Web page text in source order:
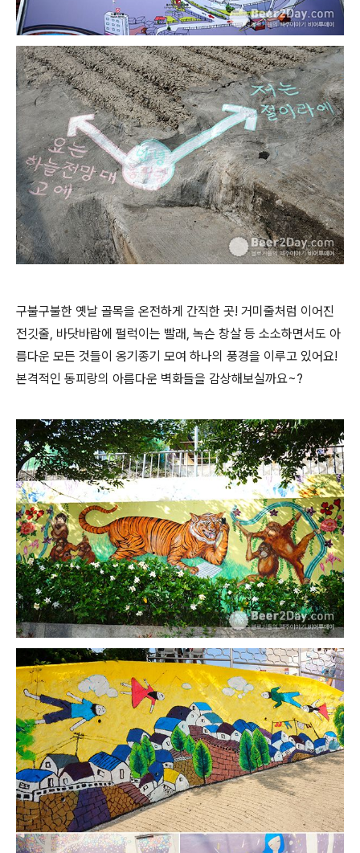
구불구불한 옛날 골목을 온전하게 간직한 곳! 거미줄처럼 이어진
전깃줄, 바닷바람에 펄럭이는 빨래, 녹슨 창살 등 소소하면서도 아
름다운 모든 것들이 옹기종기 모여 하나의 풍경을 이루고 있어요!
본격적인 동피랑의 아름다운 벽화들을 감상해보실까요~?